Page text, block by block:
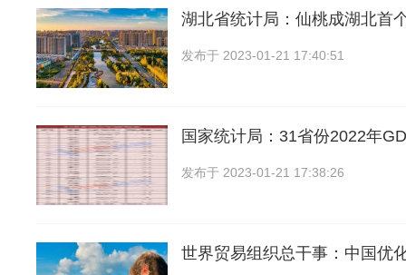
湖北省统计局：仙桃成湖北首
发布于 2023-01-21 17:40:51
国家统计局：31省份2022年
发布于 2023-01-21 17:38:26
世界贸易组织总干事：中国优